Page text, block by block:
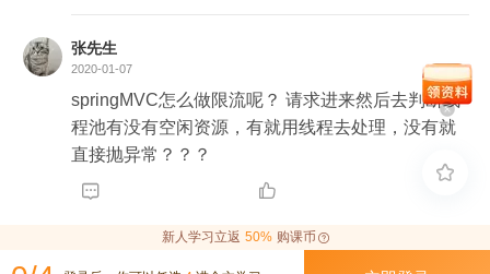
张先生
2020-01-07
springMVC怎么做限流呢？ 请求进来然后去判断线
程池有没有空闲资源，有就用线程去处理，没有就
直接抛异常？？？
 
新人学习立返 50% 购课币
